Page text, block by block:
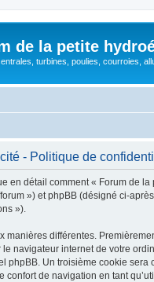
de la petite
turbines, poulies, courroies,
- Politique de
en détail comment « Forum de
») et phpBB (désigné ci-
»).
manières différentes.
navigateur internet de votre
phpBB. Un troisième cookie
confort de navigation en tant